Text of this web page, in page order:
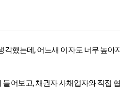
했는데, 어느새 이자도 너무 높
어보고, 채권자 사채업자와 직접